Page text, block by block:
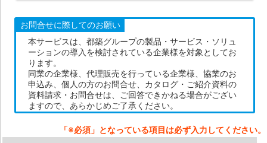
お問合せに際してのお願い
本サービスは、都築グループの製品・サービス・ソリュ
ーションの導入を検討されている企業様を対象としてお
ります。
同業の企業様、代理販売を行っている企業様、協業のお
申込み、個人の方のお問合せ、カタログ・ご紹介資料の
資料請求・お問合せは、ご回答できかねる場合がござい
ますので、あらかじめご了承ください。